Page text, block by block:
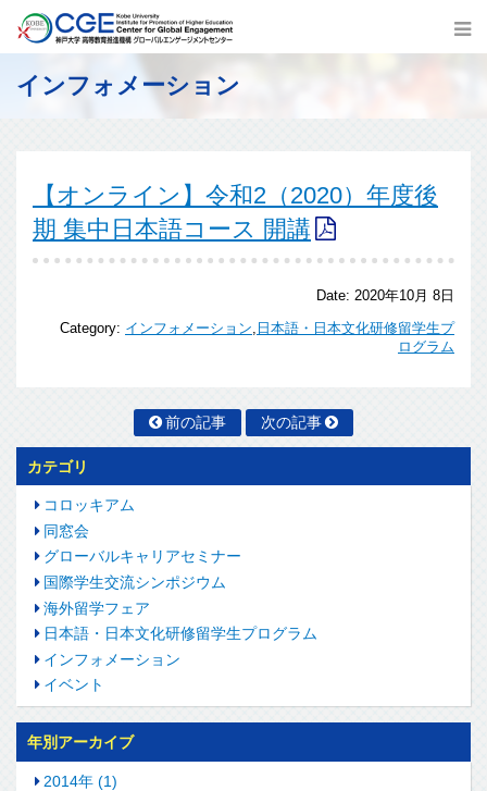
インフォメーション
【オンライン】令和2（2020）年度後
期 集中日本語コース 開講
Date: 2020年10月 8日
Category: インフォメーション, 日本語・日本文化研修留学生プ
ログラム
前の記事 次の記事
カテゴリ
コロッキアム
同窓会
グローバルキャリアセミナー
国際学生交流シンポジウム
海外留学フェア
日本語・日本文化研修留学生プログラム
インフォメーション
イベント
年別アーカイブ
2014年 (1)